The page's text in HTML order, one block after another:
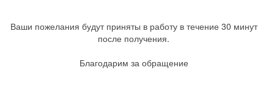
Ваши пожелания будут приняты в работу в течение 30 минут
после получения.
Благодарим за обращение